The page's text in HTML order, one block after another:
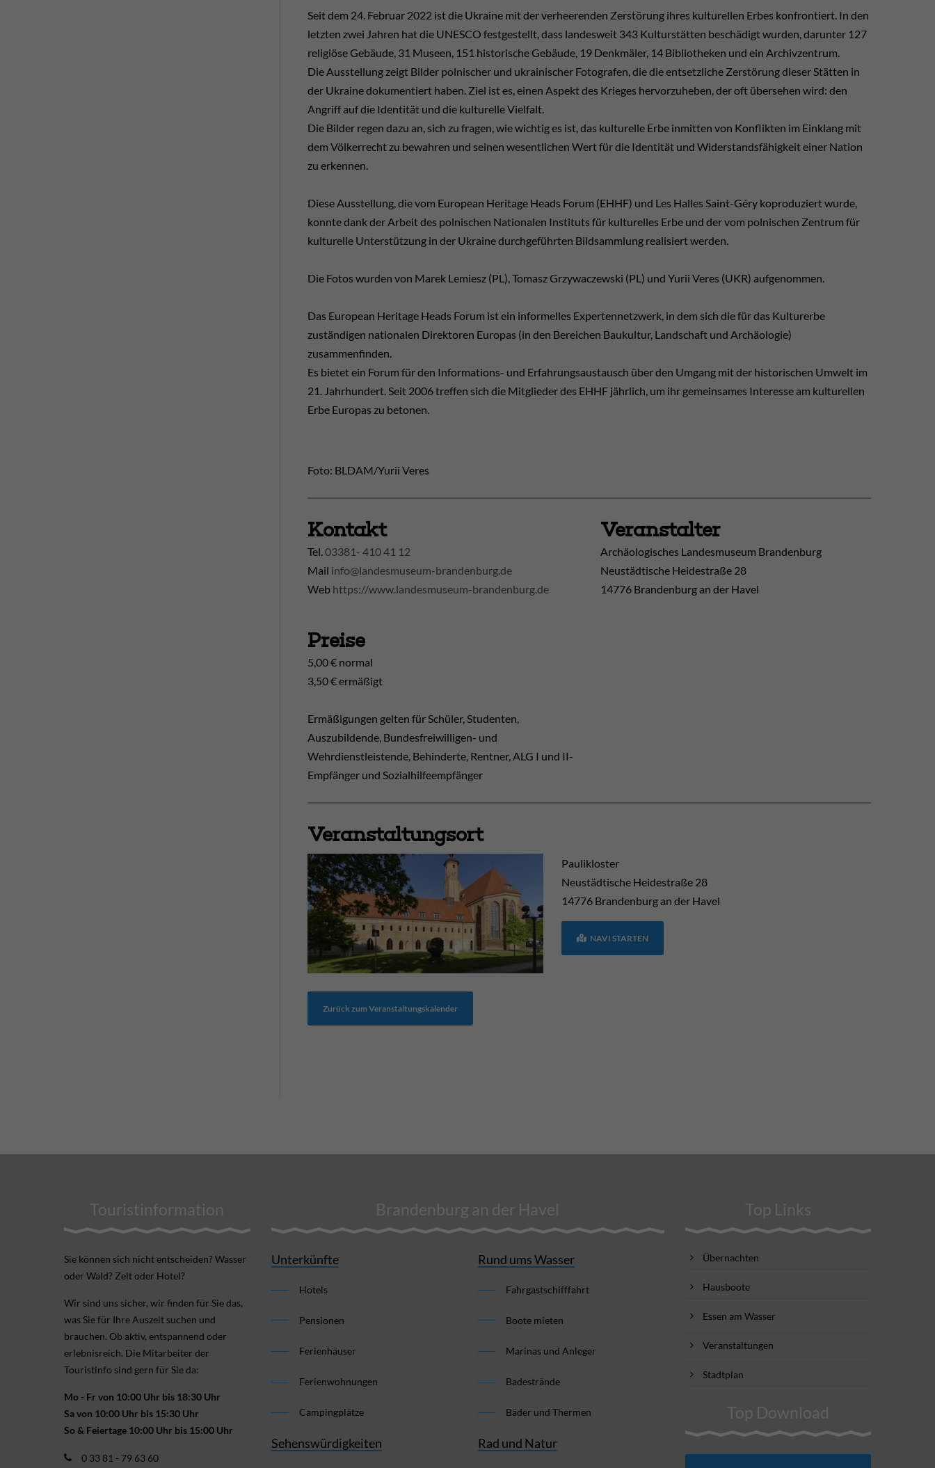
Seit dem 24. Februar 2022 ist die Ukraine mit der verheerenden Zerstörung ihres kulturellen Erbes konfrontiert. In den
letzten zwei Jahren hat die UNESCO festgestellt, dass landesweit 343 Kulturstätten beschädigt wurden, darunter 127
religiöse Gebäude, 31 Museen, 151 historische Gebäude, 19 Denkmäler, 14 Bibliotheken und ein Archivzentrum.
Die Ausstellung zeigt Bilder polnischer und ukrainischer Fotografen, die die entsetzliche Zerstörung dieser Stätten in
der Ukraine dokumentiert haben. Ziel ist es, einen Aspekt des Krieges hervorzuheben, der oft übersehen wird: den
Angriff auf die Identität und die kulturelle Vielfalt.
Die Bilder regen dazu an, sich zu fragen, wie wichtig es ist, das kulturelle Erbe inmitten von Konflikten im Einklang mit
dem Völkerrecht zu bewahren und seinen wesentlichen Wert für die Identität und Widerstandsfähigkeit einer Nation
zu erkennen.
Diese Ausstellung, die vom European Heritage Heads Forum (EHHF) und Les Halles Saint-Géry koproduziert wurde,
konnte dank der Arbeit des polnischen Nationalen Instituts für kulturelles Erbe und der vom polnischen Zentrum für
kulturelle Unterstützung in der Ukraine durchgeführten Bildsammlung realisiert werden.
Die Fotos wurden von Marek Lemiesz (PL), Tomasz Grzywaczewski (PL) und Yurii Veres (UKR) aufgenommen.
Das European Heritage Heads Forum ist ein informelles Expertennetzwerk, in dem sich die für das Kulturerbe
zuständigen nationalen Direktoren Europas (in den Bereichen Baukultur, Landschaft und Archäologie)
zusammenfinden.
Es bietet ein Forum für den Informations- und Erfahrungsaustausch über den Umgang mit der historischen Umwelt im
21. Jahrhundert. Seit 2006 treffen sich die Mitglieder des EHHF jährlich, um ihr gemeinsames Interesse am kulturellen
Erbe Europas zu betonen.
Foto: BLDAM/Yurii Veres
Kontakt
Tel. 03381- 410 41 12
Mail info@landesmuseum-brandenburg.de
Web https://www.landesmuseum-brandenburg.de
Veranstalter
Archäologisches Landesmuseum Brandenburg
Neustädtische Heidestraße 28
14776 Brandenburg an der Havel
Preise
5,00 € normal
3,50 € ermäßigt
Ermäßigungen gelten für Schüler, Studenten,
Auszubildende, Bundesfreiwilligen- und
Wehrdienstleistende, Behinderte, Rentner, ALG I und II-
Empfänger und Sozialhilfeempfänger
Veranstaltungsort
Paulikloster
Neustädtische Heidestraße 28
14776 Brandenburg an der Havel
NAVI STARTEN
Zurück zum Veranstaltungskalender
Touristinformation
Sie können sich nicht ent­scheiden? Wasser
oder Wald? Zelt oder Hotel?
Wir sind uns sicher, wir finden für Sie das,
was Sie für Ihre Aus­zeit suchen und
brauchen. Ob aktiv, ent­spannend oder
erlebnis­reich. Die Mitarbeiter der
Touristinfo sind gern für Sie da:
Mo - Fr von 10:00 Uhr bis 18:30 Uhr
Sa von 10:00 Uhr bis 15:30 Uhr
So & Feiertage 10:00 Uhr bis 15:00 Uhr
0 33 81 - 79 63 60
Brandenburg an der Havel
Unterkünfte
Hotels
Pensionen
Ferienhäuser
Ferienwohnungen
Campingplätze
Sehenswürdigkeiten
Rund ums Wasser
Fahrgastschifffahrt
Boote mieten
Marinas und Anleger
Badestrände
Bäder und Thermen
Rad und Natur
Top Links
Übernachten
Hausboote
Essen am Wasser
Veranstaltungen
Stadtplan
Top Download